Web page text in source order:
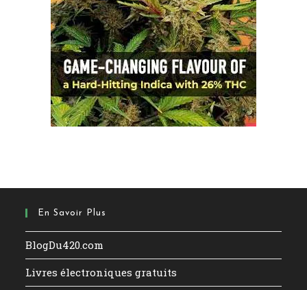
En Savoir Plus
BlogDu420.com
Livres électroniques gratuits